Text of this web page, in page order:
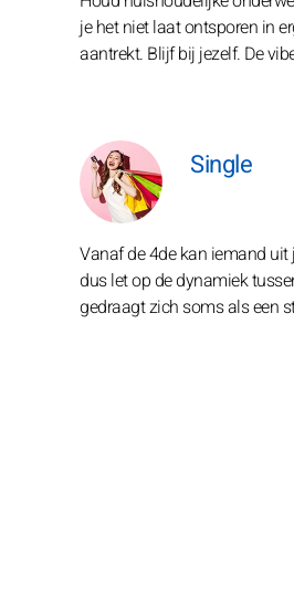
je het niet laat ontsporen in
aantrekt. Blijf bij jezelf. De
Single
Vanaf de 4de kan iemand
dus let op de dynamiek
gedraagt zich soms als een